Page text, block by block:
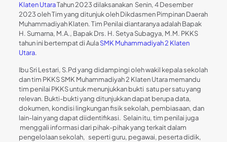
Klaten UtaraTahun 2023 dilaksanakan Senin, 4 Desember
2023 oleh Tim yang ditunjuk oleh Dikdasmen Pimpinan Daerah
Muhammadiyah Klaten. Tim Penilai diantaranya adalah Bapak
H. Sumarna, M.A., Bapak Drs. H. Setya Subagya, M.M. PKKS
tahun ini bertempat di AulaSMK Muhammadiyah 2 Klaten
Utara.
Ibu Sri Lestari, S.Pd yang didampingi oleh wakil kepala sekolah
dan tim PKKS SMK Muhammadiyah 2 Klaten Utara memandu
tim penilai PKKS untuk menunjukkan bukti satu per satu yang
relevan. Bukti-bukti yang ditunjukkan dapat berupa data,
dokumen, kondisi lingkungan fisik sekolah, pembiasaan, dan
lain-lain yang dapat diidentifikasi. Selain itu, tim penilai juga
menggali informasi dari pihak-pihak yang terkait dalam
pengelolaan sekolah, seperti guru, pegawai, peserta didik,